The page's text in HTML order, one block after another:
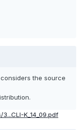
the source
K_14_09.pdf